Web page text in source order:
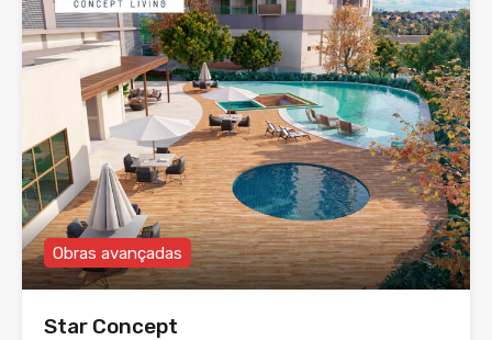
Obras avançadas
Star Concept